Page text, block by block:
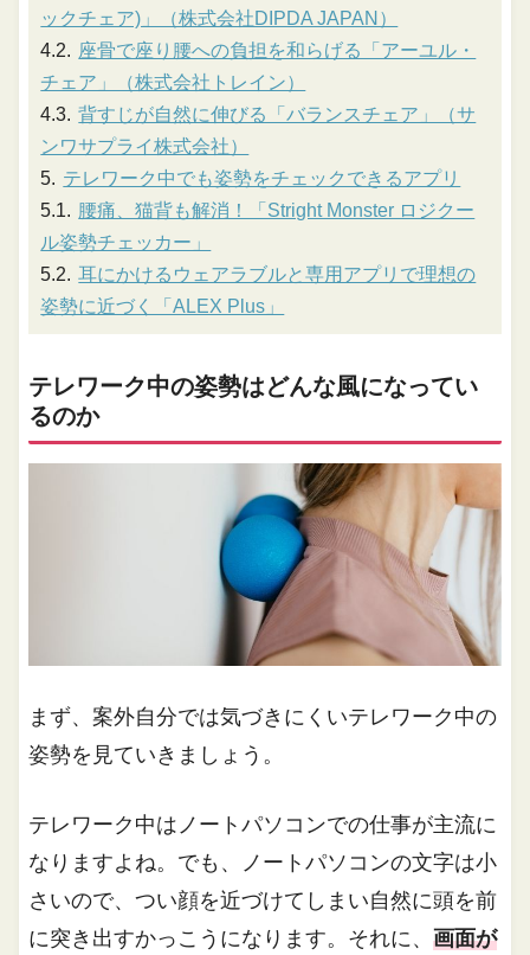
ックチェア)」（株式会社DIPDA JAPAN）
座骨で座り腰への負担を和らげる「アーユル・
チェア」（株式会社トレイン）
背すじが自然に伸びる「バランスチェア」（サ
ンワサプライ株式会社）
テレワーク中でも姿勢をチェックできるアプリ
腰痛、猫背も解消！「Stright Monster ロジクー
ル姿勢チェッカー」
耳にかけるウェアラブルと専用アプリで理想の
姿勢に近づく「ALEX Plus」
テレワーク中の姿勢はどんな風になってい
るのか
まず、案外自分では気づきにくいテレワーク中の
姿勢を見ていきましょう。
テレワーク中はノートパソコンでの仕事が主流に
なりますよね。でも、ノートパソコンの文字は小
さいので、つい顔を近づけてしまい自然に頭を前
に突き出すかっこうになります。それに、画面が